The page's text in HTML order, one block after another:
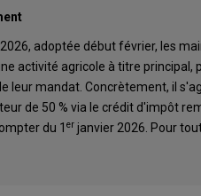
adoptée début février, les
activité agricole à titre
leur mandat. Concrètement, il
de 50 % via le crédit d'impôt
du 1 er janvier 2026. Pour